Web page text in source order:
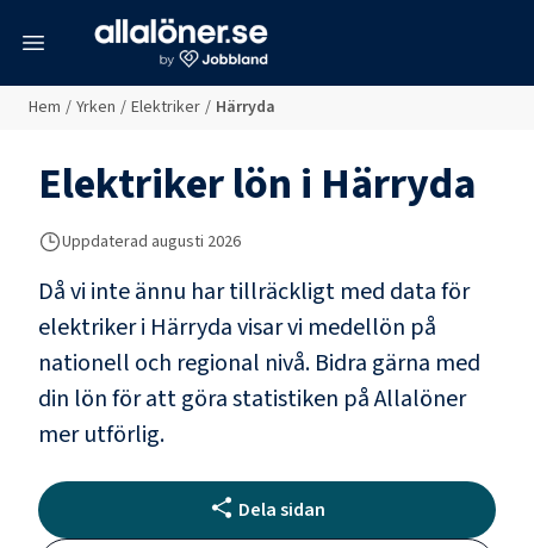
Hem / Yrken / Elektriker / Härryda
Elektrikerlön i Härryda
Uppdaterad augusti 2026
Då vi inte ännu har tillräckligt med data för
elektrikeri Härrydavisar vi medellön på
nationell och regional nivå. Bidra gärna med
din lön för att göra statistiken på Allalöner
mer utförlig.
Dela sidan